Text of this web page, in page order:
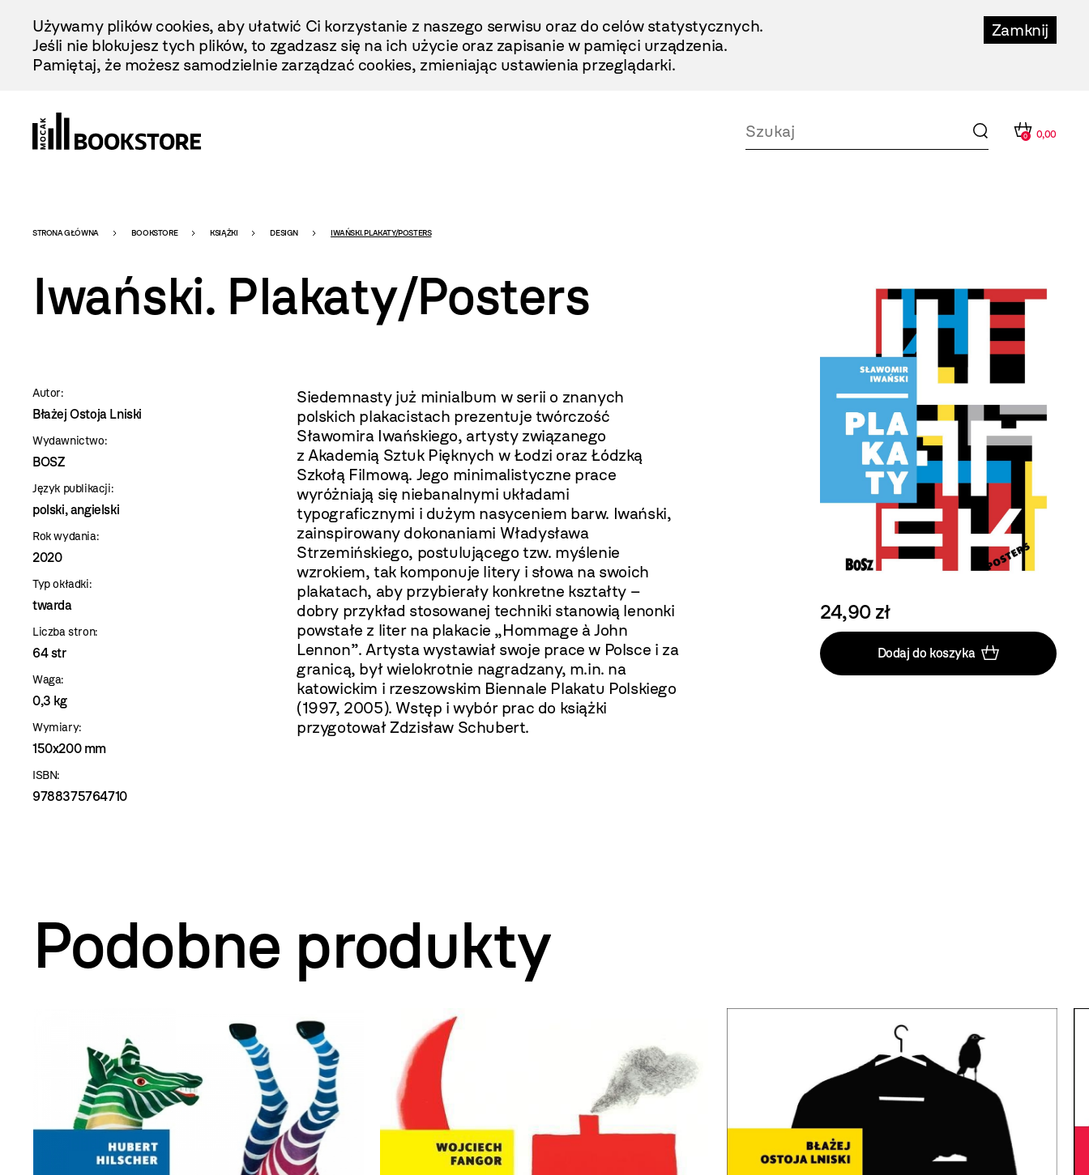
Treści
Zamknij
Używamy plików cookies, aby ułatwić Ci korzystanie z naszego serwisu oraz do celów statystycznych.
Jeśli nie blokujesz tych plików, to zgadzasz się na ich użycie oraz zapisanie w pamięci urządzenia.
Pamiętaj, że możesz samodzielnie zarządzać cookies, zmieniając ustawienia przeglądarki.
0 0,00
Bookstore
-
szablon
szczegóły
STRONA GŁÓWNA BOOKSTORE KSIĄŻKI DESIGN IWAŃSKI. PLAKATY/POSTERS
Iwański. Plakaty/Posters
Autor:
Błażej Ostoja Lniski
Wydawnictwo:
BOSZ
Język publikacji:
polski, angielski
Rok wydania:
2020
Typ okładki:
twarda
Liczba stron:
64 str
Waga:
0,3 kg
Wymiary:
150x200 mm
ISBN:
9788375764710
Siedemnasty już minialbum w serii o znanych
polskich plakacistach prezentuje twórczość
Sławomira Iwańskiego, artysty związanego
z Akademią Sztuk Pięknych w Łodzi oraz Łódzką
Szkołą Filmową. Jego minimalistyczne prace
wyróżniają się niebanalnymi układami
typograficznymi i dużym nasyceniem barw. Iwański,
zainspirowany dokonaniami Władysława
Strzemińskiego, postulującego tzw. myślenie
wzrokiem, tak komponuje litery i słowa na swoich
plakatach, aby przybierały konkretne kształty –
dobry przykład stosowanej techniki stanowią lenonki
powstałe z liter na plakacie „Hommage à John
Lennon”. Artysta wystawiał swoje prace w Polsce i za
granicą, był wielokrotnie nagradzany, m.in. na
katowickim i rzeszowskim Biennale Plakatu Polskiego
(1997, 2005). Wstęp i wybór prac do książki
przygotował Zdzisław Schubert.
24,90 zł
Dodaj do koszyka
Podobne produkty